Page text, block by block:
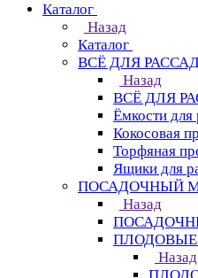
Каталог
Назад
Каталог
ВСЁ ДЛЯ
Назад
ВСЁ ДЛЯ
Ёмкости для
Кокосовая
Торфяная
Ящики для
ПОСАДОЧНЫЙ
Назад
ПЛОДОВЫЕ
Назад